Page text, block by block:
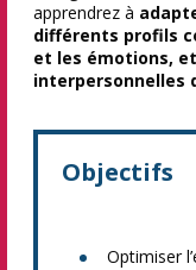
apprendrez à
différents profils
et les émotions,
interpersonnelles
Objectifs
Optimiser